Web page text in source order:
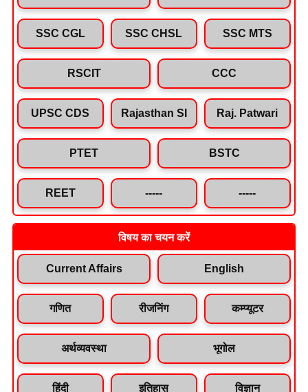
SSC CGL SSC CHSL SSC MTS
RSCIT CCC
UPSC CDS Rajasthan SI Raj. Patwari
PTET BSTC
REET ----- -----
विषय का चयन करें
Current Affairs English
गणित रीजनिंग कम्प्यूटर
अर्थव्यवस्था भूगोल
हिंदी इतिहास विज्ञान